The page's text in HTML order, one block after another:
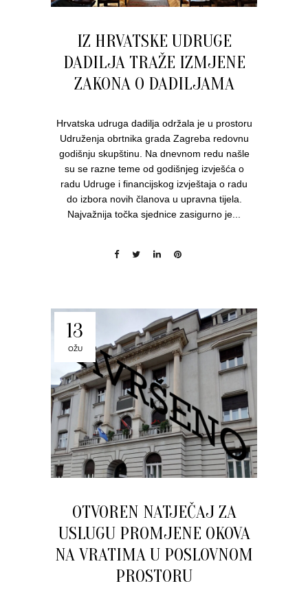
IZ HRVATSKE UDRUGE
DADILJA TRAŽE IZMJENE
ZAKONA O DADILJAMA
Hrvatska udruga dadilja održala je u prostoru
Udruženja obrtnika grada Zagreba redovnu
godišnju skupštinu. Na dnevnom redu našle
su se razne teme od godišnjeg izvješća o
radu Udruge i financijskog izvještaja o radu
do izbora novih članova u upravna tijela.
Najvažnija točka sjednice zasigurno je...
13
OŽU
OTVOREN NATJEČAJ ZA
USLUGU PROMJENE OKOVA
NA VRATIMA U POSLOVNOM
PROSTORU